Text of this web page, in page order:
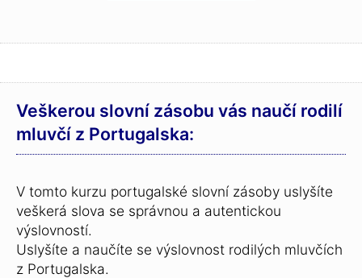
Veškerou slovní zásobu vás naučí rodilí
mluvčí z Portugalska:
V tomto kurzu portugalské slovní zásoby uslyšíte
veškerá slova se správnou a autentickou
výslovností.
Uslyšíte a naučíte se výslovnost rodilých mluvčích
z Portugalska.